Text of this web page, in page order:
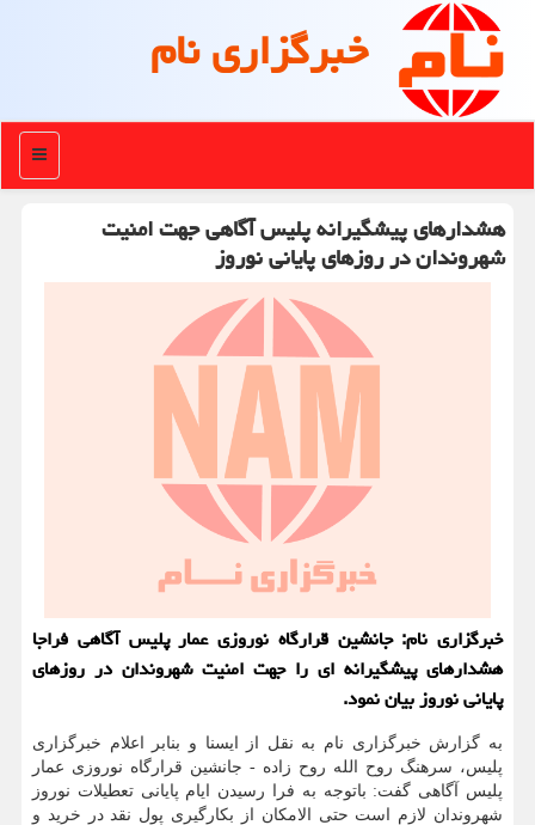
خبرگزاری نام
منو
هشدارهای پیشگیرانه پلیس آگاهی جهت امنیت
شهروندان در روزهای پایانی نوروز
خبرگزاری نام: جانشین قرارگاه نوروزی عمار پلیس آگاهی فراجا
هشدارهای پیشگیرانه ای را جهت امنیت شهروندان در روزهای
پایانی نوروز بیان نمود.
به گزارش خبرگزاری نام به نقل از ایسنا و بنابر اعلام خبرگزاری
پلیس، سرهنگ روح الله روح زاده - جانشین قرارگاه نوروزی عمار
پلیس آگاهی گفت: باتوجه به فرا رسیدن ایام پایانی تعطیلات نوروز
شهروندان لازم است حتی الامکان از بکارگیری پول نقد در خرید و